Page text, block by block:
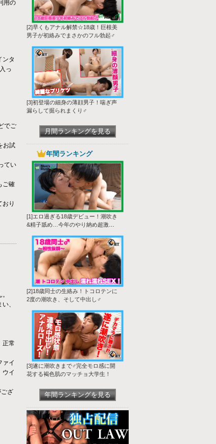
用の
ンタ
っ
でご
お試
てい
ご確
り
、
正常
ァイ
ウイ
ざ
[2]早くもアナル解禁☆18歳！巨根美
男子が初絡みでまさかのフル勃起♂
[3]初登場の細身の薄顔男子！喘ぎ声
漏らして掘られまくり♂
月間ランキングを見る
年間ランキング
[1]エロ過ぎる18歳デビュー！潮吹き
&精子舐め…今年のやり納め超激生
[2]18歳同士の生絡み！トコロテンに
2度の潮吹き、そして中出し♂
[3]遂に潮吹きまで♂完全モロ感に開
花する褐色肌のマッチョ大学生！
年間ランキングを見る